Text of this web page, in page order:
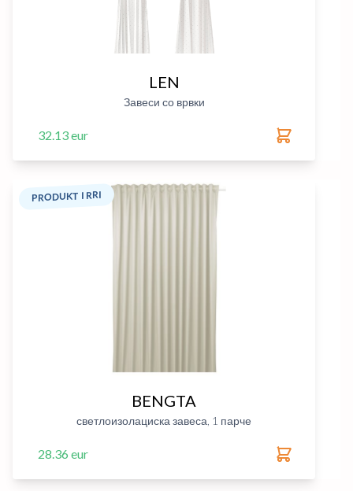
LEN
Завеси со врвки
32.13 eur
PRODUKT I RRI
BENGTA
светлоизолациска завеса, 1 парче
28.36 eur